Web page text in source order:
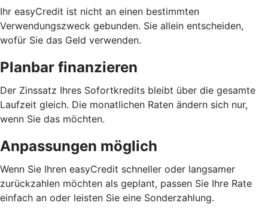
Ihr easyCredit ist nicht an einen bestimmten
Verwendungszweck gebunden. Sie allein entscheiden,
wofür Sie das Geld verwenden.
Planbar finanzieren
Der Zinssatz Ihres Sofortkredits bleibt über die gesamte
Laufzeit gleich. Die monatlichen Raten ändern sich nur,
wenn Sie das möchten.
Anpassungen möglich
Wenn Sie Ihren easyCredit schneller oder langsamer
zurückzahlen möchten als geplant, passen Sie Ihre Rate
einfach an oder leisten Sie eine Sonderzahlung.